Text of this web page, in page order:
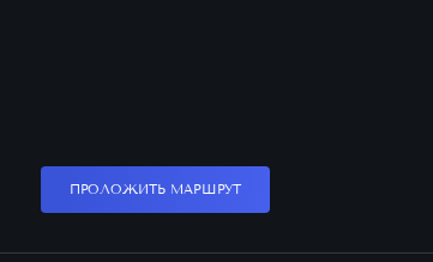
ПРОЛОЖИТЬ МАРШРУТ